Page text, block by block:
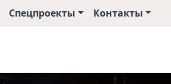
Спецпроекты Контакты